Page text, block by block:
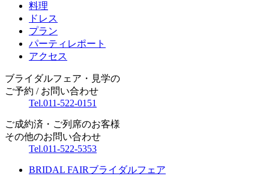
料理
ドレス
プラン
パーティレポート
アクセス
ブライダルフェア・見学の
ご予約 / お問い合わせ
Tel.011-522-0151
ご成約済・ご列席のお客様
その他のお問い合わせ
Tel.011-522-5353
BRIDAL FAIRブライダルフェア